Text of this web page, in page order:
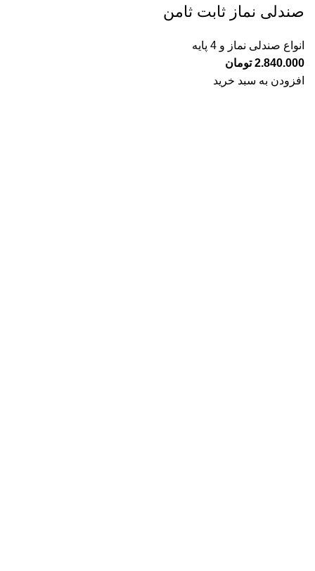
صندلی نماز ثابت ثامن
انواع صندلی نماز و 4 پایه
2.840.000 تومان
افزودن به سبد خرید